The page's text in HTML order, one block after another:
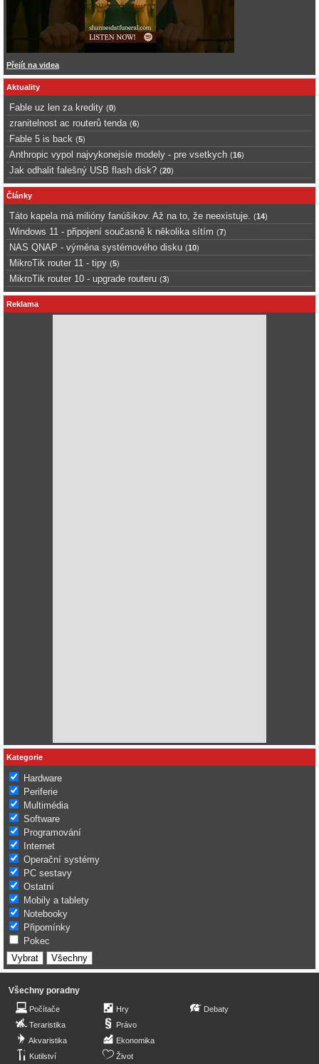
Přejít na videa
Aktuality
Fable uz len za kredity (0)
zranitelnost ac routerů tenda (6)
Fable 5 is back (5)
Anthropic vypol najvykonejsie modely - pre vsetkych (16)
Jak odhalit falešný USB flash disk? (20)
Články
Táto kapela má milióny fanúšikov. Až na to, že neexistuje. (14)
Windows 11 - připojení současně k několika sítím (7)
NAS QNAP - výměna systémového disku (10)
MikroTik router 11 - tipy (5)
MikroTik router 10 - upgrade routeru (3)
Reklama
Kategorie
Hardware
Periferie
Multimédia
Software
Programování
Internet
Operační systémy
PC sestavy
Ostatní
Mobily a tablety
Notebooky
Připomínky
Pokec
Všechny poradny
Počítače
Teraristika
Akvaristika
Kutilství
Hry
Právo
Ekonomika
Život
Debaty